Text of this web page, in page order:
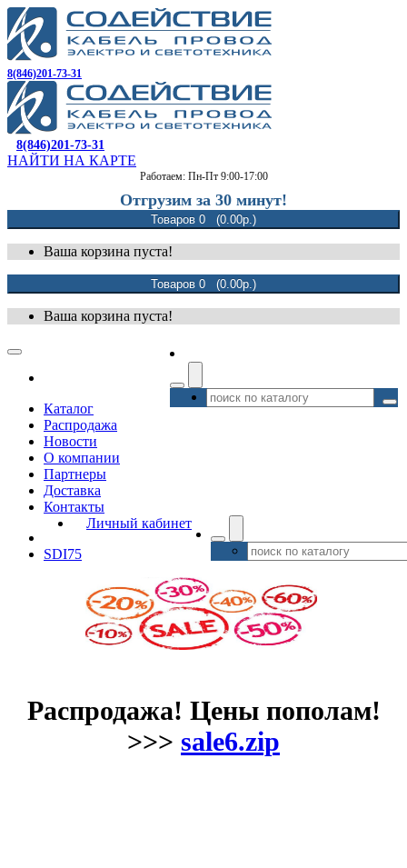
8(846)201-73-31
8(846)201-73-31
НАЙТИ НА КАРТЕ
Работаем: Пн-Пт 9:00-17:00
Отгрузим за 30 минут!
Товаров 0 (0.00р.)
Ваша корзина пуста!
Товаров 0 (0.00р.)
Ваша корзина пуста!
Каталог
Распродажа
Новости
О компании
Партнеры
Доставка
Контакты
Личный кабинет
SDI75
Распродажа! Цены пополам!
>>> sale6.zip